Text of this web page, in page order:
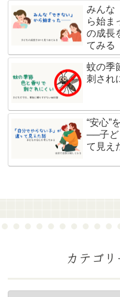
みんな
ら始ま
の成長
てみる
蚊の季
刺され
“安心”
──子ど
て見え
カテゴリ